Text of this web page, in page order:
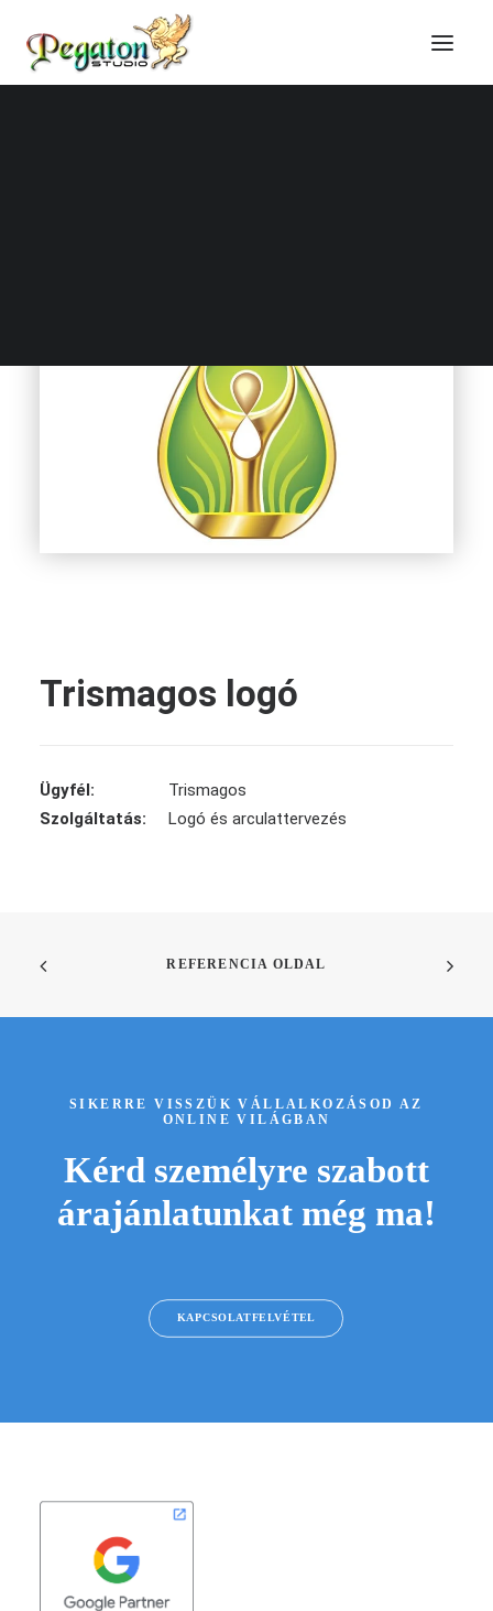
Trismagos logó
Trismagos logó
Ügyfél:
Trismagos
Szolgáltatás:
Logó és arculattervezés
REFERENCIA OLDAL
SIKERRE VISSZÜK VÁLLALKOZÁSOD AZ
ONLINE VILÁGBAN
Kérd személyre szabott
árajánlatunkat még ma!
KAPCSOLATFELVÉTEL